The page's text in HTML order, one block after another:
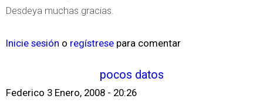
Desdeya muchas gracias.
Inicie sesión o regístrese para comentar
pocos datos
Federico 3 Enero, 2008 - 20:26